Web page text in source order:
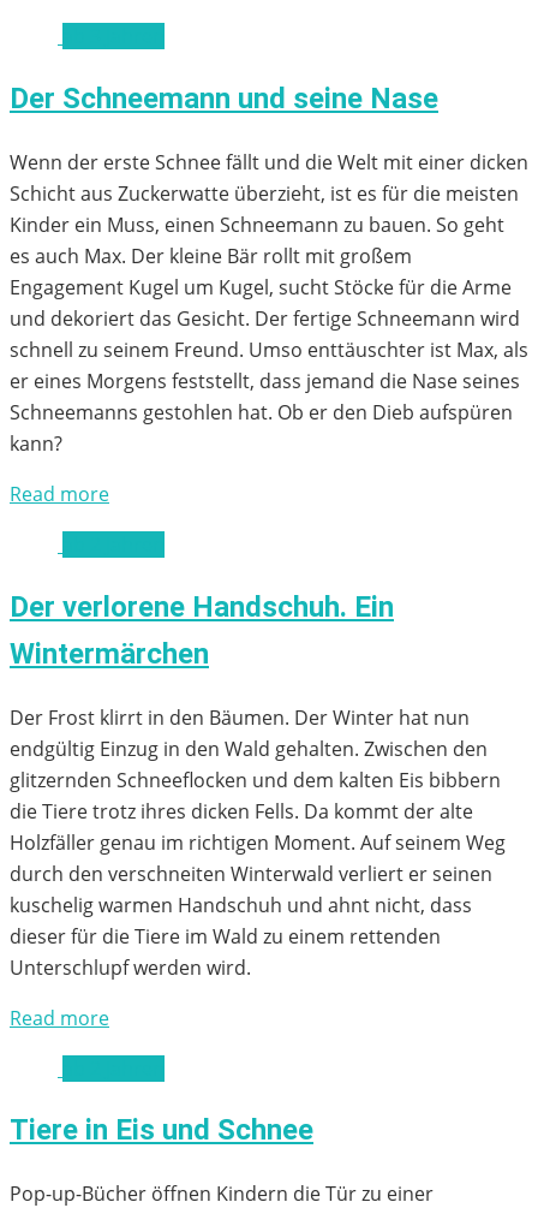
Der Schneemann und seine Nase
Wenn der erste Schnee fällt und die Welt mit einer dicken
Schicht aus Zuckerwatte überzieht, ist es für die meisten
Kinder ein Muss, einen Schneemann zu bauen. So geht
es auch Max. Der kleine Bär rollt mit großem
Engagement Kugel um Kugel, sucht Stöcke für die Arme
und dekoriert das Gesicht. Der fertige Schneemann wird
schnell zu seinem Freund. Umso enttäuschter ist Max, als
er eines Morgens feststellt, dass jemand die Nase seines
Schneemanns gestohlen hat. Ob er den Dieb aufspüren
kann?
Read more
Der verlorene Handschuh. Ein
Wintermärchen
Der Frost klirrt in den Bäumen. Der Winter hat nun
endgültig Einzug in den Wald gehalten. Zwischen den
glitzernden Schneeflocken und dem kalten Eis bibbern
die Tiere trotz ihres dicken Fells. Da kommt der alte
Holzfäller genau im richtigen Moment. Auf seinem Weg
durch den verschneiten Winterwald verliert er seinen
kuschelig warmen Handschuh und ahnt nicht, dass
dieser für die Tiere im Wald zu einem rettenden
Unterschlupf werden wird.
Read more
Tiere in Eis und Schnee
Pop-up-Bücher öffnen Kindern die Tür zu einer